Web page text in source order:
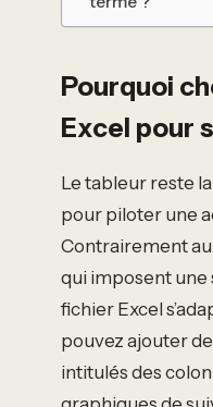
Pourquoi
Excel pour
Le tableur reste
pour piloter une
Contrairement
qui imposent
fichier Excel
pouvez ajouter
intitulés des